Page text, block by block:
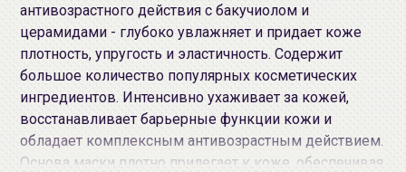
антивозрастного действия с бакучиолом и
церамидами - глубоко увлажняет и придает коже
плотность, упругость и эластичность. Содержит
большое количество популярных косметических
ингредиентов. Интенсивно ухаживает за кожей,
восстанавливает барьерные функции кожи и
обладает комплексным антивозрастным действием.
Основа маски плотно прилегает к коже, обеспечивая